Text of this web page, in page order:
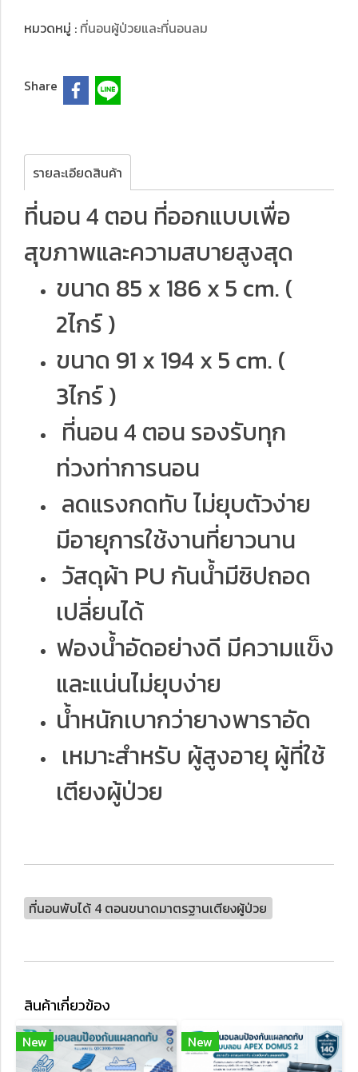
หมวดหมู่ : ที่นอนผู้ป่วยและที่นอนลม
Share
รายละเอียดสินค้า
ที่นอน 4 ตอน ที่ออกแบบเพื่อ
สุขภาพและความสบายสูงสุด
ขนาด 85 x 186 x 5 cm. (
2ไกร์ )
ขนาด 91 x 194 x 5 cm. (
3ไกร์ )
ที่นอน 4 ตอน รองรับทุก
ท่วงท่าการนอน
ลดแรงกดทับ ไม่ยุบตัวง่าย
มีอายุการใช้งานที่ยาวนาน
วัสดุผ้า PU กันน้ำมีซิปถอด
เปลี่ยนได้
ฟองน้ำอัดอย่างดี มีความแข็ง
และแน่นไม่ยุบง่าย
น้ำหนักเบากว่ายางพาราอัด
เหมาะสำหรับ ผู้สูงอายุ ผู้ที่ใช้
เตียงผู้ป่วย
ที่นอนพับได้ 4 ตอนขนาดมาตรฐาน​เตียงผู้ป่วย
สินค้าเกี่ยวข้อง
New New